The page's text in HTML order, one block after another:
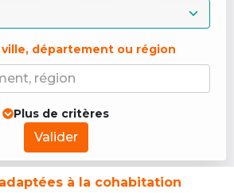
département ou région
région
Plus de critères
Valider
à la cohabitation